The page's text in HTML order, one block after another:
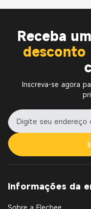
Receba
desconto
Inscreva-se agora
Informações da